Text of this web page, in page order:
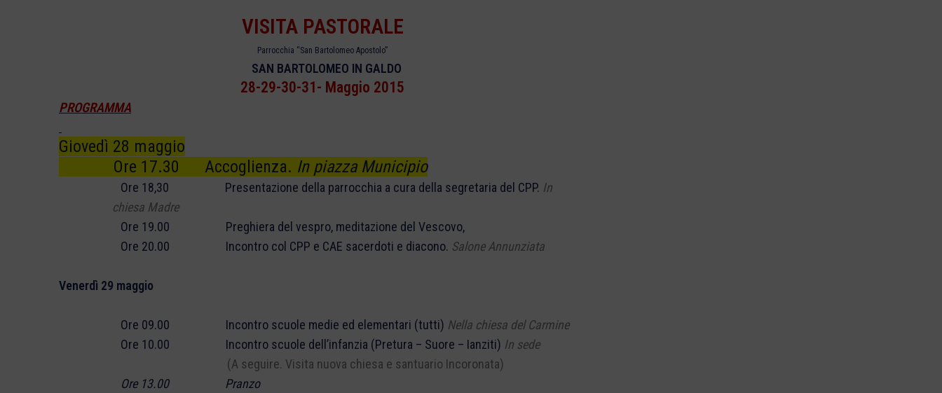
VISITA PASTORALE
Parrocchia “San Bartolomeo Apostolo”
SAN BARTOLOMEO IN GALDO
28-29-30-31- Maggio 2015
PROGRAMMA
Giovedì 28 maggio
Ore 17.30 Accoglienza. In piazza Municipio
Ore 18,30 Presentazione della parrocchia a cura della segretaria del CPP. In
chiesa Madre
Ore 19.00 Preghiera del vespro, meditazione del Vescovo,
Ore 20.00 Incontro col CPP e CAE sacerdoti e diacono. Salone Annunziata
Venerdì 29 maggio
Ore 09.00 Incontro scuole medie ed elementari (tutti) Nella chiesa del Carmine
Ore 10.00 Incontro scuole dell’infanzia (Pretura – Suore – Ianziti) In sede
(A seguire. Visita nuova chiesa e santuario Incoronata)
Ore 13.00 Pranzo